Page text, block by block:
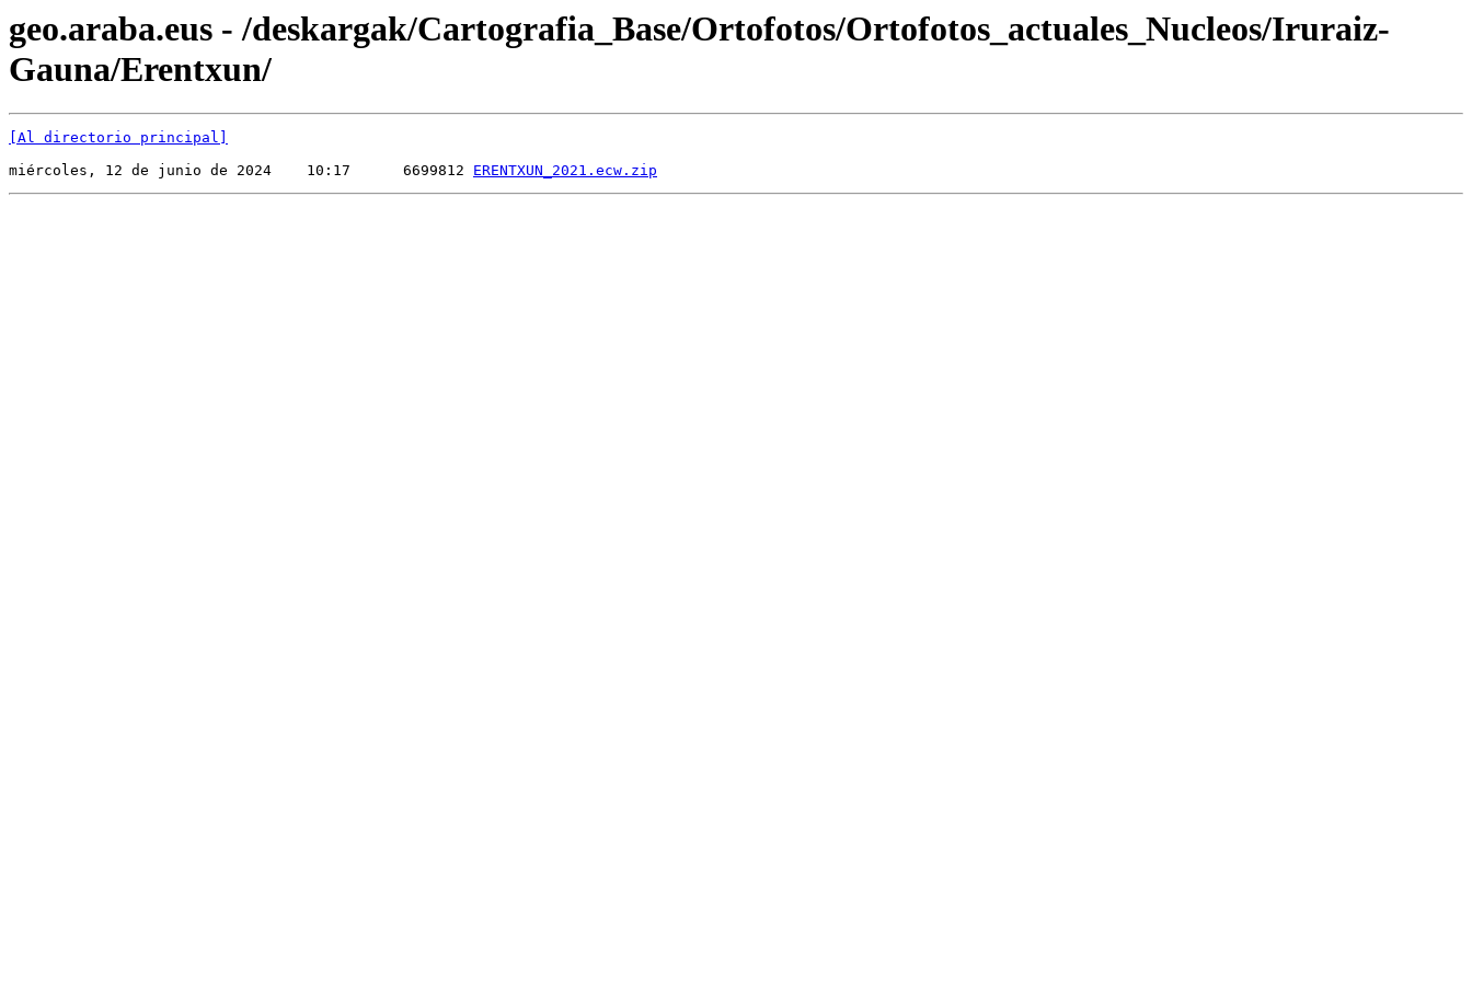
geo.araba.eus - /deskargak/Cartografia_Base/Ortofotos/Ortofotos_actuales_Nucleos/Iruraiz-
Gauna/Erentxun/
[Al directorio principal]
miércoles, 12 de junio de 2024    10:17      6699812 ERENTXUN_2021.ecw.zip